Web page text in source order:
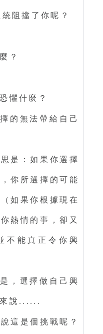
阻擋了你呢？
？
懼什麼？
的無法帶給自己
是：如果你選擇
你所選擇的可能
如果你根據現在
熱情的事，卻又
不能真正令你興
，選擇做自己興
來說......
這是個挑戰呢？